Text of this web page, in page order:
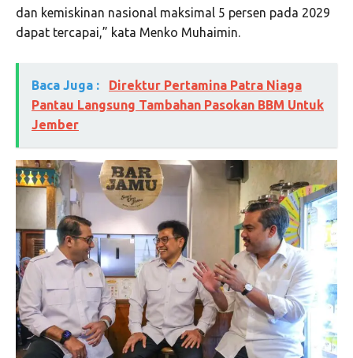
dan kemiskinan nasional maksimal 5 persen pada 2029
dapat tercapai,” kata Menko Muhaimin.
Baca Juga :
Direktur Pertamina Patra Niaga
Pantau Langsung Tambahan Pasokan BBM Untuk
Jember